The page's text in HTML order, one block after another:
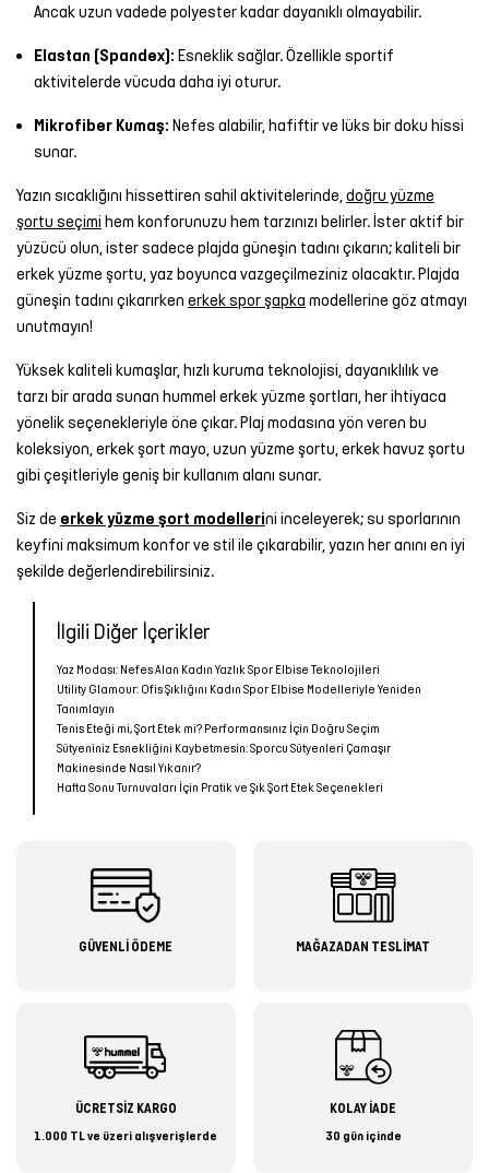
Ancak uzun vadede polyester kadar dayanıklı olmayabilir.
Elastan (Spandex): Esneklik sağlar. Özellikle sportif
aktivitelerde vücuda daha iyi oturur.
Mikrofiber Kumaş: Nefes alabilir, hafiftir ve lüks bir doku hissi
sunar.
Yazın sıcaklığını hissettiren sahil aktivitelerinde, doğru yüzme
şortu seçimi hem konforunuzu hem tarzınızı belirler. İster aktif bir
yüzücü olun, ister sadece plajda güneşin tadını çıkarın; kaliteli bir
erkek yüzme şortu, yaz boyunca vazgeçilmeziniz olacaktır. Plajda
güneşin tadını çıkarırken erkek spor şapka modellerine göz atmayı
unutmayın!
Yüksek kaliteli kumaşlar, hızlı kuruma teknolojisi, dayanıklılık ve
tarzı bir arada sunan hummel erkek yüzme şortları, her ihtiyaca
yönelik seçenekleriyle öne çıkar. Plaj modasına yön veren bu
koleksiyon, erkek şort mayo, uzun yüzme şortu, erkek havuz şortu
gibi çeşitleriyle geniş bir kullanım alanı sunar.
Siz de erkek yüzme şort modellerini inceleyerek; su sporlarının
keyfini maksimum konfor ve stil ile çıkarabilir, yazın her anını en iyi
şekilde değerlendirebilirsiniz.
İlgili Diğer İçerikler
Yaz Modası: Nefes Alan Kadın Yazlık Spor Elbise Teknolojileri
Utility Glamour: Ofis Şıklığını Kadın Spor Elbise Modelleriyle Yeniden
Tanımlayın
Tenis Eteği mi, Şort Etek mi? Performansınız İçin Doğru Seçim
Sütyeniniz Esnekliğini Kaybetmesin: Sporcu Sütyenleri Çamaşır
Makinesinde Nasıl Yıkanır?
Hafta Sonu Turnuvaları İçin Pratik ve Şık Şort Etek Seçenekleri
GÜVENLİ ÖDEME MAĞAZADAN TESLİMAT
ÜCRETSİZ KARGO
1.000 TL ve üzeri alışverişlerde
KOLAY İADE
30 gün içinde